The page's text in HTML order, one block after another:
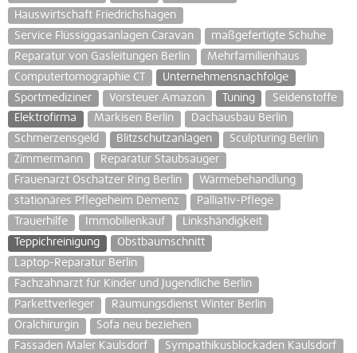
Hauswirtschaft Friedrichshagen
Service Flüssiggasanlagen Caravan
maßgefertigte Schuhe
Reparatur von Gasleitungen Berlin
Mehrfamilienhaus
Computertomographie CT
Unternehmensnachfolge
Sportmediziner
Vorsteuer Amazon Tuning
Seidenstoffe
Elektrofirma
Markisen Berlin
Dachausbau Berlin
Schmerzensgeld
Blitzschutzanlagen
Sculpturing Berlin
Zimmermann
Reparatur Staubsauger
Frauenarzt Oschatzer Ring Berlin
Wärmebehandlung
stationäres Pflegeheim Demenz
Palliativ-Pflege
Trauerhilfe
Immobilienkauf
Linkshändigkeit
Teppichreinigung
Obstbaumschnitt
Laptop-Reparatur Berlin
Fachzahnarzt für Kinder und Jugendliche Berlin
Parkettverleger
Räumungsdienst Winter Berlin
Oralchirurgin
Sofa neu beziehen
Fassaden Maler Kaulsdorf
Sympathikusblockaden Kaulsdorf